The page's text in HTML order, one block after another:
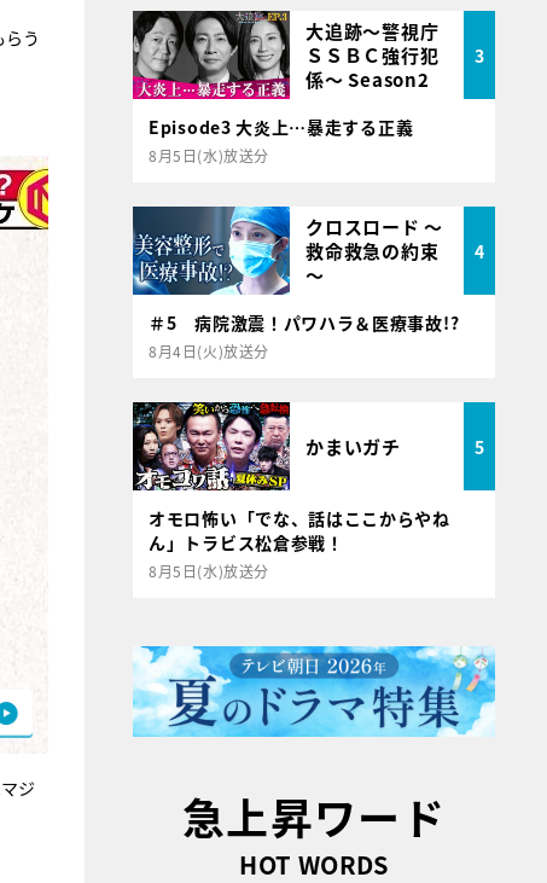
う
ジ
大追跡～警視庁
ＳＳＢＣ強行犯
係～ Season2
3
Episode3 大炎上…暴走する正義
8月5日(水)放送分
クロスロード ～
救命救急の約束
～
4
＃5 病院激震！パワハラ＆医療事故!?
8月4日(火)放送分
かまいガチ 5
オモロ怖い「でな、話はここからやね
ん」トラビス松倉参戦！
8月5日(水)放送分
急上昇ワード
HOT WORDS